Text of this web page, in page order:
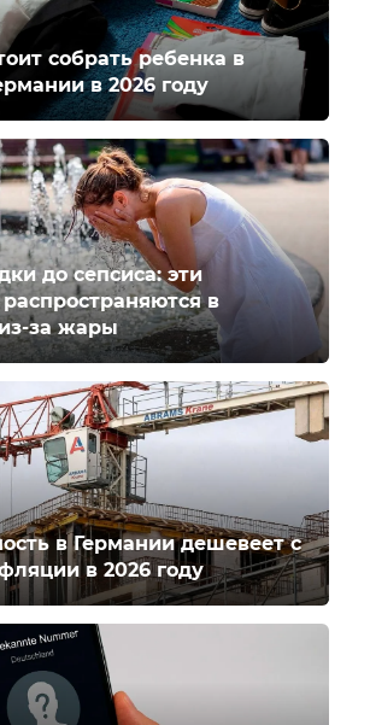
собрать ребенка в
в 2026 году
до сепсиса: эти
в
за жары
в Германии дешевеет с
в 2026 году